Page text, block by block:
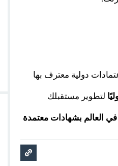
دولية معترف بها
لتطوير مستقبلك
العالم بشهادات معتمدة